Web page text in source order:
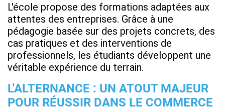
L'école propose des formations adaptées aux
attentes des entreprises. Grâce à une
pédagogie basée sur des projets concrets, des
cas pratiques et des interventions de
professionnels, les étudiants développent une
véritable expérience du terrain.
L'ALTERNANCE : UN ATOUT MAJEUR
POUR RÉUSSIR DANS LE COMMERCE